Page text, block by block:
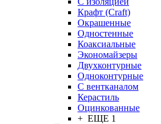
Крафт (Craft)
Окрашенные
Одностенные
Коаксиальные
Экономайзеры
Двухконтурные
Одноконтурные
С вентканалом
Керастиль
Оцинкованные
+ ЕЩЕ 1